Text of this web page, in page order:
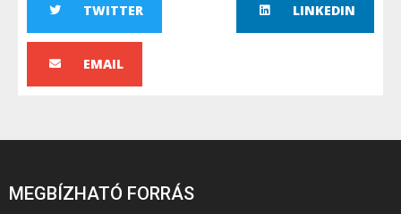
TWITTER LINKEDIN
EMAIL
MEGBÍZHATÓ FORRÁS